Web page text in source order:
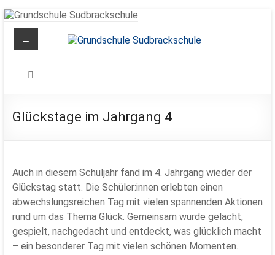
Zum
Inhalt
springen
Schule
in
Menü
Glückstage im Jahrgang 4
Auch in diesem Schuljahr fand im 4. Jahrgang wieder der
Glückstag statt. Die Schüler:innen erlebten einen
abwechslungsreichen Tag mit vielen spannenden Aktionen
rund um das Thema Glück. Gemeinsam wurde gelacht,
gespielt, nachgedacht und entdeckt, was glücklich macht
– ein besonderer Tag mit vielen schönen Momenten.